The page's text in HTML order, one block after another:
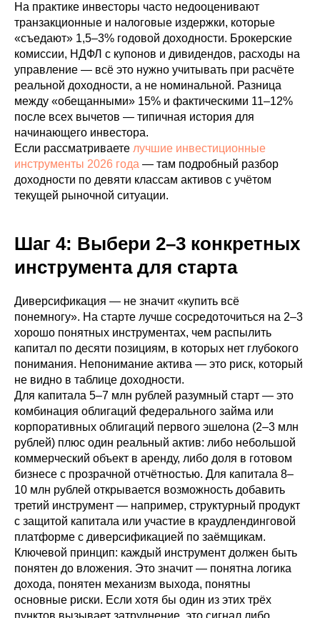
На практике инвесторы часто недооценивают
транзакционные и налоговые издержки, которые
«съедают» 1,5–3% годовой доходности. Брокерские
комиссии, НДФЛ с купонов и дивидендов, расходы на
управление — всё это нужно учитывать при расчёте
реальной доходности, а не номинальной. Разница
между «обещанными» 15% и фактическими 11–12%
после всех вычетов — типичная история для
начинающего инвестора.
Если рассматриваете лучшие инвестиционные
инструменты 2026 года — там подробный разбор
доходности по девяти классам активов с учётом
текущей рыночной ситуации.
Шаг 4: Выбери 2–3 конкретных
инструмента для старта
Диверсификация — не значит «купить всё
понемногу». На старте лучше сосредоточиться на 2–3
хорошо понятных инструментах, чем распылить
капитал по десяти позициям, в которых нет глубокого
понимания. Непонимание актива — это риск, который
не видно в таблице доходности.
Для капитала 5–7 млн рублей разумный старт — это
комбинация облигаций федерального займа или
корпоративных облигаций первого эшелона (2–3 млн
рублей) плюс один реальный актив: либо небольшой
коммерческий объект в аренду, либо доля в готовом
бизнесе с прозрачной отчётностью. Для капитала 8–
10 млн рублей открывается возможность добавить
третий инструмент — например, структурный продукт
с защитой капитала или участие в краудлендинговой
платформе с диверсификацией по заёмщикам.
Ключевой принцип: каждый инструмент должен быть
понятен до вложения. Это значит — понятна логика
дохода, понятен механизм выхода, понятны
основные риски. Если хотя бы один из этих трёх
пунктов вызывает затруднение, это сигнал либо